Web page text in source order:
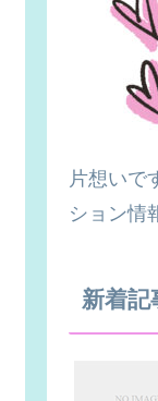
片想いで
ション情
新着記